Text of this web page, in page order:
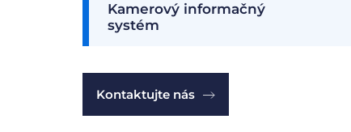
Kamerový informačný
systém
Kontaktujte nás